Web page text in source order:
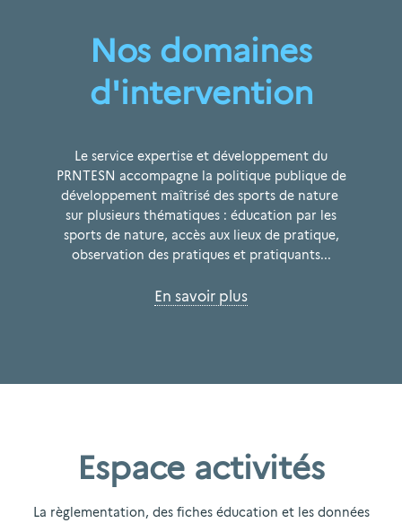
Nos domaines
d'intervention
Le service expertise et développement du
PRNTESN accompagne la politique publique de
développement maîtrisé des sports de nature
sur plusieurs thématiques : éducation par les
sports de nature, accès aux lieux de pratique,
observation des pratiques et pratiquants...
En savoir plus
Espace activités
La règlementation, des fiches éducation et les données